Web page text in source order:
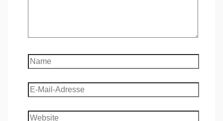
Name
E-
Mail-
Adresse
Website